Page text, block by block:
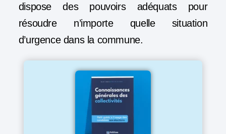
dispose des pouvoirs adéquats pour
résoudre n’importe quelle situation
d’urgence dans la commune.